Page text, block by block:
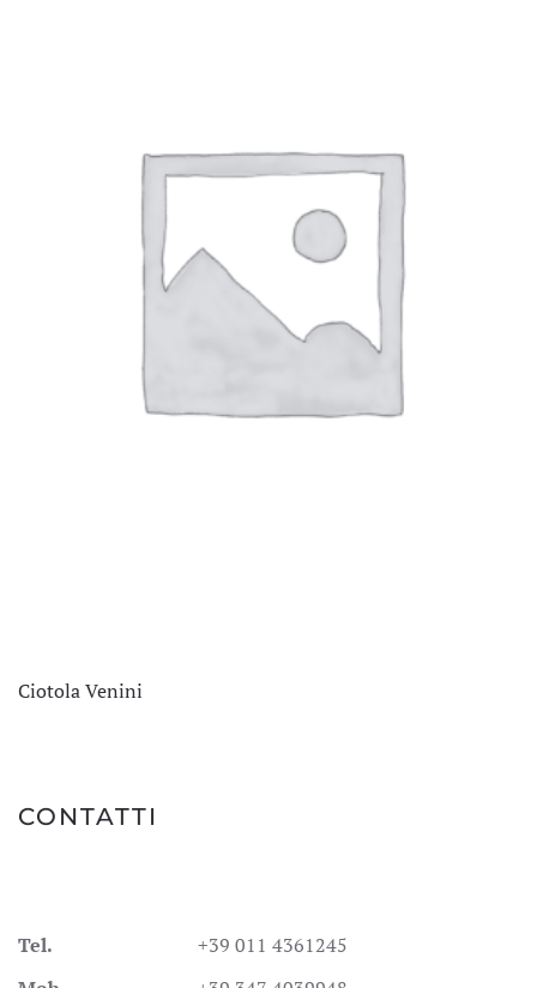
Ciotola Venini
CONTATTI
Tel.
+39 011 4361245